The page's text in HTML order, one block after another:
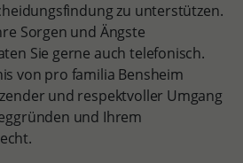
zu unterstützen.
Sorgen und Ängste
Sie gerne auch telefonisch.
von pro familia Bensheim
und respektvoller Umgang
und Ihrem